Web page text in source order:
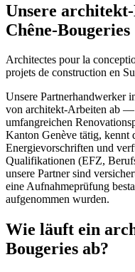
Unsere
Chêne-Bougeries
Architectes pour la
projets de construction en
Unsere Partnerhandwerker
von architekt-Arbeiten ab —
umfangreichen
Kanton Genève tätig, kennt
Energievorschriften und
Qualifikationen (EFZ,
unsere Partner sind
eine Aufnahmeprüfung
aufgenommen wurden.
Wie läuft ein
Bougeries ab?